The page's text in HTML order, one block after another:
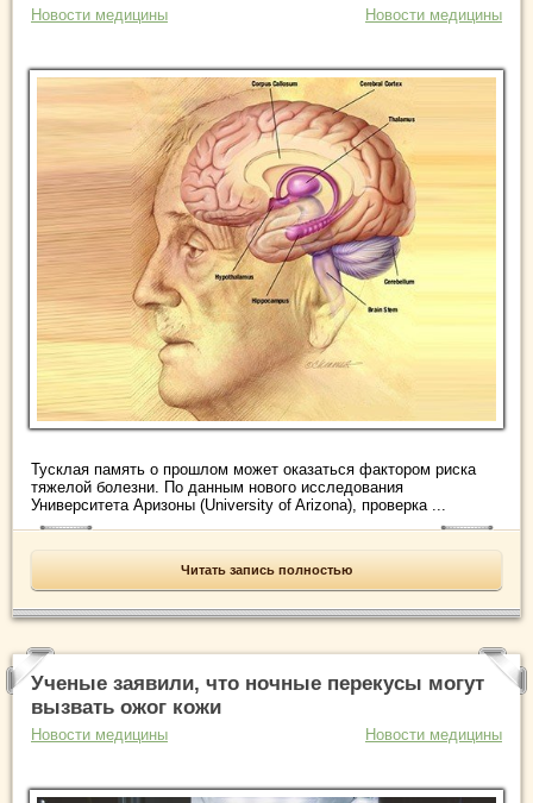
Новости медицины Новости медицины
Тусклая память о прошлом может оказаться фактором риска
тяжелой болезни. По данным нового исследования
Университета Аризоны (University of Arizona), проверка ...
Читать запись полностью
Ученые заявили, что ночные перекусы могут
вызвать ожог кожи
Новости медицины Новости медицины